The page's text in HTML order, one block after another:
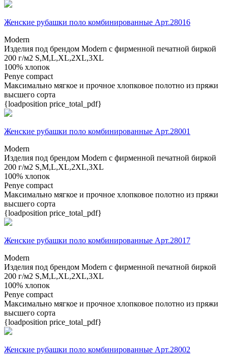
Женские рубашки поло комбинированные Арт.28016
Modern
Изделия под брендом Modern с фирменной печатной биркой
200 г/м2 S,M,L,XL,2XL,3XL
100% хлопок
Penye compact
Максимально мягкое и прочное хлопковое полотно из пряжи
высшего сорта
{loadposition price_total_pdf}
Женские рубашки поло комбинированные Арт.28001
Modern
Изделия под брендом Modern с фирменной печатной биркой
200 г/м2 S,M,L,XL,2XL,3XL
100% хлопок
Penye compact
Максимально мягкое и прочное хлопковое полотно из пряжи
высшего сорта
{loadposition price_total_pdf}
Женские рубашки поло комбинированные Арт.28017
Modern
Изделия под брендом Modern с фирменной печатной биркой
200 г/м2 S,M,L,XL,2XL,3XL
100% хлопок
Penye compact
Максимально мягкое и прочное хлопковое полотно из пряжи
высшего сорта
{loadposition price_total_pdf}
Женские рубашки поло комбинированные Арт.28002